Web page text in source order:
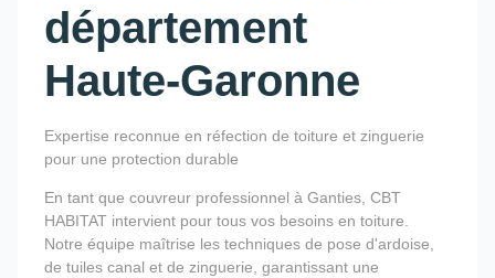
département
Haute-Garonne
Expertise reconnue en réfection de toiture et zinguerie
pour une protection durable
En tant que couvreur professionnel à Ganties, CBT
HABITAT intervient pour tous vos besoins en toiture.
Notre équipe maîtrise les techniques de pose d'ardoise,
de tuiles canal et de zinguerie, garantissant une